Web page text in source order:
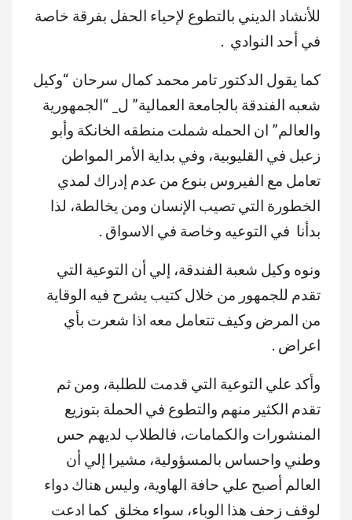
للأنشاد الديني بالتطوع لإحياء الحفل بفرقة خاصة
في أحد النوادي .
كما يقول الدكتور تامر محمد كمال سرحان “وكيل
شعبه الفندقة بالجامعة العمالية” ل_ “الجمهورية
والعالم” ان الحمله شملت منطقه الخانكة وأبو
زعبل في القليوبية، وفي بداية الأمر المواطن
تعامل مع الفيروس بنوع من عدم إدراك لمدي
الخطورة التي تصيب الإنسان ومن يخالطة، لذا
بدأنا في التوعيه وخاصة في الاسواق .
ونوه وكيل شعبة الفندقة، إلي أن التوعية التي
تقدم للجمهور من خلال كتيب يشرح فيه الوقاية
من المرض وكيف تتعامل معه اذا شعرت بأي
اعراض .
وأكد علي التوعية التي قدمت للطلبة، ومن ثم
تقدم الكثير منهم والتطوع في الحملة بتوزيع
المنشورات والكمامات، فالطلاب لديهم حس
وطني واحساس بالمسؤولية، مشيرا إلي أن
العالم أصبح علي حافة الهاوية، وليس هناك دواء
لوقف زحف هذا الوباء، سواء مخلق كما ادعت